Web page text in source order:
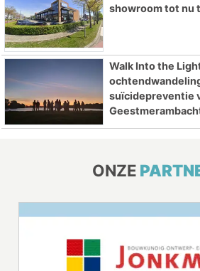
showroom tot nu
Walk Into the
suïcidepreventie
ONZE